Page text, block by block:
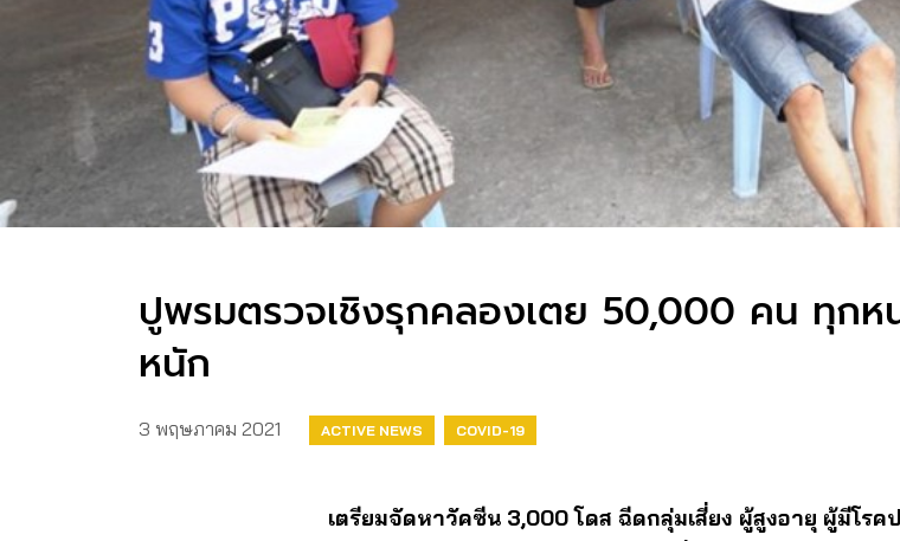
ปูพรมตรวจเชิงรุกคลองเตย​ 50,000 คน​ ทุกห
หนัก​
3 พฤษภาคม 2021 ACTIVE NEWS COVID-19
เตรียมจัดหาวัคซีน​ 3,000 โดส ฉีดกลุ่มเสี่ยง​ ​ผู้สูงอายุ​ ผู้มีโร